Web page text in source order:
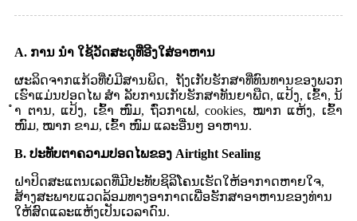
A. ການ ນຳ ໃຊ້ວັດສະດຸທີ່ອີງໃສ່ອາຫານ
ຜະລິດຈາກແກ້ວທີ່ບໍ່ມີສານພິດ, ຖັງເກັບຮັກສາທີ່ທົນທານຂອງພວກ
ເຮົາແມ່ນປອດໄພ ສຳ ລັບການເກັບຮັກສາທັນຍາພືດ, ແປ້ງ, ເຂົ້າ, ນ້
ຳ ຕານ, ແປ້ງ, ເຂົ້າ ໜົມ, ຖົ່ວກາເຟ, cookies, ໝາກ ແຫ້ງ, ເຂົ້າ
ໜົມ, ໝາກ ຂາມ, ເຂົ້າ ໜົມ ແລະອື່ນໆ ອາຫານ.
B. ປະທັບຕາຄວາມປອດໄພຂອງ Airtight Sealing
ຝາປິດສະແຕນເລດທີ່ມີປະທັບຊິລິໂຄນເຮັດໃຫ້ອາກາດຫາຍໃຈ,
ສ້າງສະພາບແວດລ້ອມທາງອາກາດເພື່ອຮັກສາອາຫານຂອງທ່ານ
ໃຫ້ສົດແລະແຫ້ງເປັນເວລາດົນ.